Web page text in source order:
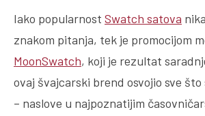
Iako popularnost Swatch satova
znakom pitanja, tek je promocijom
MoonSwatch, koji je rezultat
ovaj švajcarski brend osvojio sve što
– naslove u najpoznatijim